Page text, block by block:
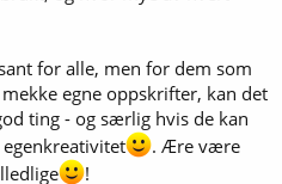
for alle, men for dem som
egne oppskrifter, kan det
ting - og særlig hvis de kan
. Ære være
!